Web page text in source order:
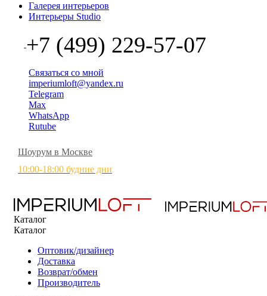
Галерея интерьеров
Интерьеры Studio
+7 (499) 229-57-07
Связаться со мной
imperiumloft@yandex.ru
Telegram
Max
WhatsApp
Rutube
Шоурум в Москве
10:00-18:00 будние дни
Каталог
Каталог
Оптовик/дизайнер
Доставка
Возврат/обмен
Производитель